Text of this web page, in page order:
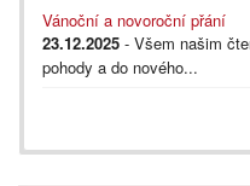
Vánoční a novoroční přání
23.12.2025 - Všem našim
pohody a do nového...